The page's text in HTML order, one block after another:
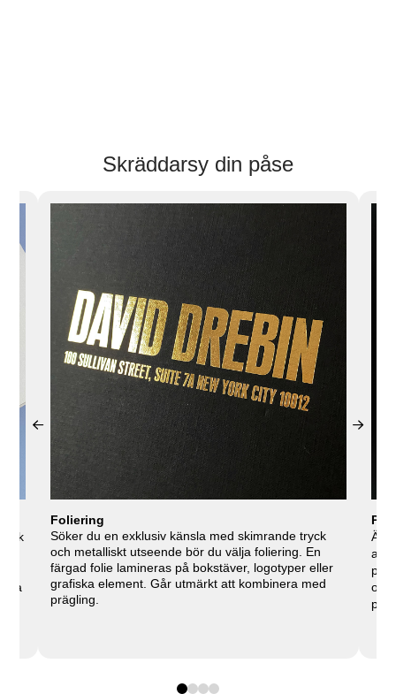
Skräddarsy din påse
Foliering
Söker du en exklusiv känsla med skimrande tryck
och metalliskt utseende bör du välja foliering. En
färgad folie lamineras på bokstäver, logotyper eller
grafiska element. Går utmärkt att kombinera med
prägling.
Är
och
0 1 2 3